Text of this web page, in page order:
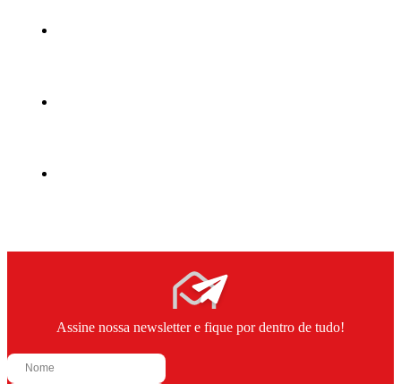
Assine nossa newsletter e fique por dentro de tudo!